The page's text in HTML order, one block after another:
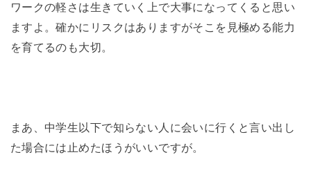
ワークの軽さは生きていく上で大事になってくると思い
ますよ。確かにリスクはありますがそこを見極める能力
を育てるのも大切。
まあ、中学生以下で知らない人に会いに行くと言い出し
た場合には止めたほうがいいですが。